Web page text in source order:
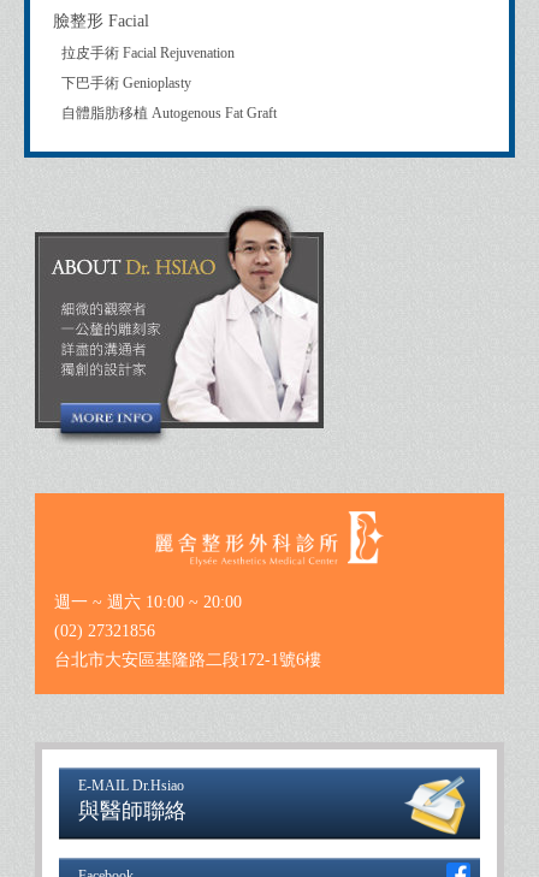
臉整形 Facial
拉皮手術 Facial Rejuvenation
下巴手術 Genioplasty
自體脂肪移植 Autogenous Fat Graft
週一 ~ 週六 10:00 ~ 20:00
(02) 27321856
台北市大安區基隆路二段172-1號6樓
E-MAIL Dr.Hsiao
與醫師聯絡